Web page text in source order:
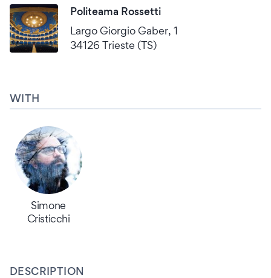
Politeama Rossetti
Largo Giorgio Gaber, 1
34126 Trieste (TS)
WITH
Simone
Cristicchi
DESCRIPTION